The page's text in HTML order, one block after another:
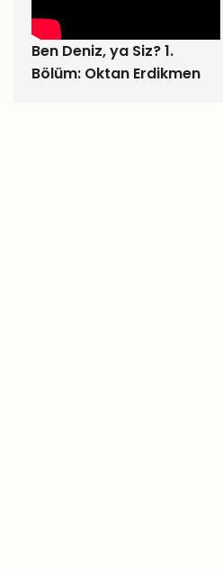
Ben Deniz, ya Siz? 1.
Bölüm: Oktan Erdikmen